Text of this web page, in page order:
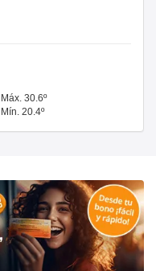
Máx. 30.6º
Mín. 20.4º